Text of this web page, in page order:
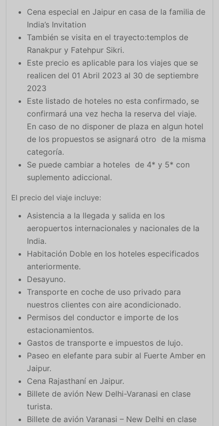
Cena especial en Jaipur en casa de la familia de
India’s Invitation
También se visita en el trayecto:templos de
Ranakpur y Fatehpur Sikri.
Este precio es aplicable para los viajes que se
realicen del 01 Abril 2023 al 30 de septiembre
2023
Este listado de hoteles no esta confirmado, se
confirmará una vez hecha la reserva del viaje.
En caso de no disponer de plaza en algun hotel
de los propuestos se asignará otro de la misma
categoría.
Se puede cambiar a hoteles de 4* y 5* con
suplemento adiccional.
El precio del viaje incluye:
Asistencia a la llegada y salida en los
aeropuertos internacionales y nacionales de la
India.
Habitación Doble en los hoteles especificados
anteriormente.
Desayuno.
Transporte en coche de uso privado para
nuestros clientes con aire acondicionado.
Permisos del conductor e importe de los
estacionamientos.
Gastos de transporte e impuestos de lujo.
Paseo en elefante para subir al Fuerte Amber en
Jaipur.
Cena Rajasthaní en Jaipur.
Billete de avión New Delhi-Varanasi en clase
turista.
Billete de avión Varanasi – New Delhi en clase